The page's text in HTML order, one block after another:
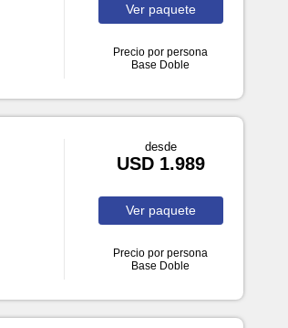
Ver paquete
Precio por persona
Base Doble
desde
USD 1.989
Ver paquete
Precio por persona
Base Doble